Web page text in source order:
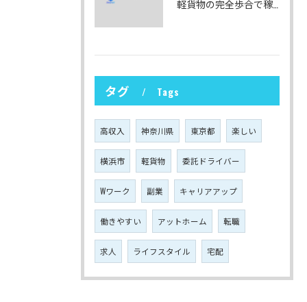
タグ Tags
高収入 神奈川県 東京都 楽しい
横浜市 軽貨物 委託ドライバー
Wワーク 副業 キャリアアップ
働きやすい アットホーム 転職
求人 ライフスタイル 宅配